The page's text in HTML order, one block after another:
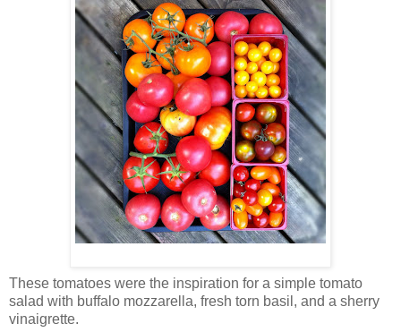
These tomatoes were the inspiration for a simple tomato
salad with buffalo mozzarella, fresh torn basil, and a sherry
vinaigrette.